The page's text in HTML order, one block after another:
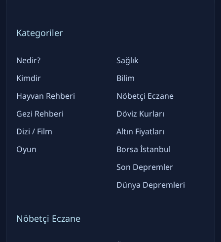
Kategoriler
Nedir?
Kimdir
Hayvan Rehberi
Gezi Rehberi
Dizi / Film
Oyun
Sağlık
Bilim
Nöbetçi Eczane
Döviz Kurları
Altın Fiyatları
Borsa İstanbul
Son Depremler
Dünya Depremleri
Nöbetçi Eczane